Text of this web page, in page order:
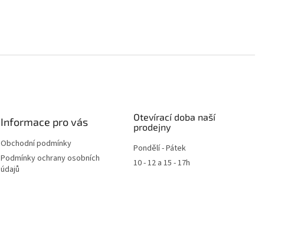
Informace pro vás
Obchodní podmínky
Podmínky ochrany osobních
údajů
Otevírací doba naší
prodejny
Pondělí - Pátek
10 - 12 a 15 - 17h